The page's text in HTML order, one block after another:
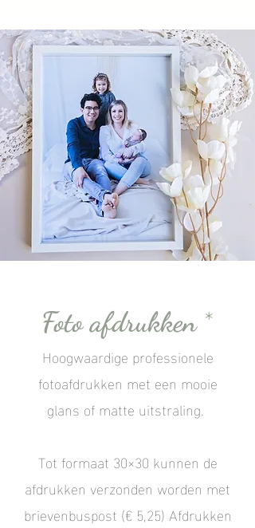
Foto afdrukken*
Hoogwaardige professionele
fotoafdrukken met een mooie
glans of matte uitstraling.
Tot formaat 30×30 kunnen de
afdrukken verzonden worden met
brievenbuspost (€ 5,25) Afdrukken